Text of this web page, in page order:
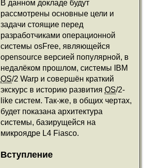
В данном докладе будут
рассмотрены основные цели и
задачи стоящие перед
разработчиками операционной
системы osFree, являющейся
opensource версией популярной, в
недалёком прошлом, системы IBM
OS/2 Warp и совершён краткий
экскурс в историю развития OS/2-
like систем. Так-же, в общих чертах,
будет показана архитектура
системы, базирущейся на
микроядре L4 Fiasco.
Вступление